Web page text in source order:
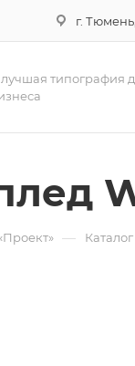
г.
типография
— Каталог